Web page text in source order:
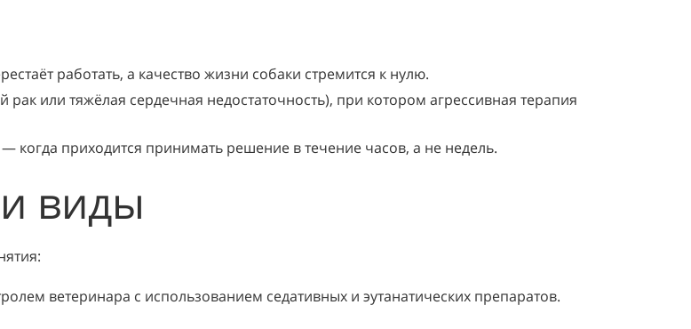
работать, а качество жизни собаки стремится к нулю.
рак или тяжёлая сердечная недостаточность), при котором агрессивная терапия
когда приходится принимать решение в течение часов, а не недель.
виды
ветеринара с использованием седативных и эутанатических препаратов.